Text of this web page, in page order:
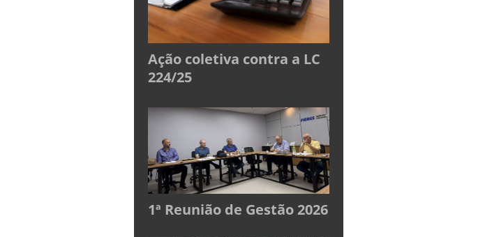
Ação coletiva contra a LC
224/25
1ª Reunião de Gestão 2026